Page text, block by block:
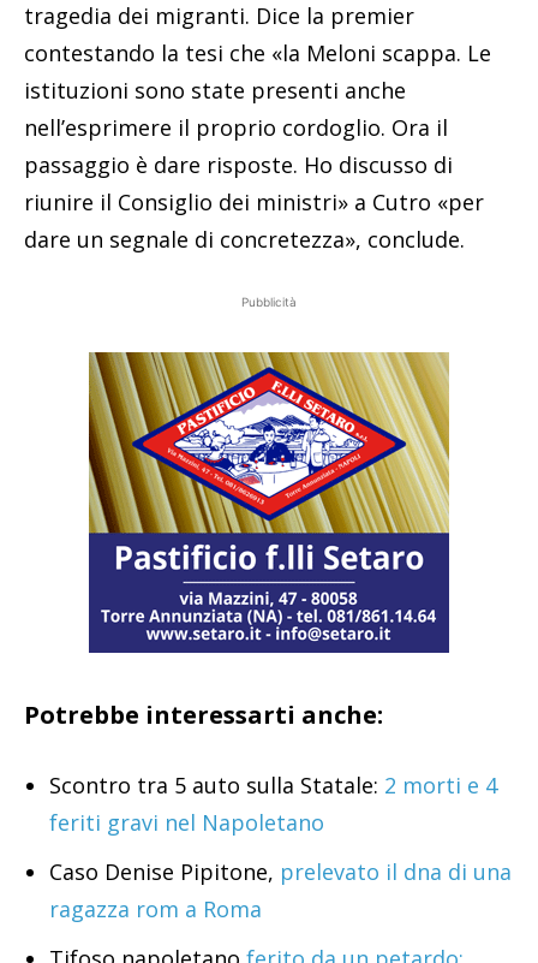
tragedia dei migranti. Dice la premier
contestando la tesi che «la Meloni scappa. Le
istituzioni sono state presenti anche
nell’esprimere il proprio cordoglio. Ora il
passaggio è dare risposte. Ho discusso di
riunire il Consiglio dei ministri» a Cutro «per
dare un segnale di concretezza», conclude.
Pubblicità
Potrebbe interessarti anche:
Scontro tra 5 auto sulla Statale: 2 morti e 4
feriti gravi nel Napoletano
Caso Denise Pipitone, prelevato il dna di una
ragazza rom a Roma